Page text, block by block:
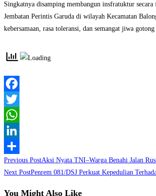
Singkatnya disamping membangun insfratuktur
Jembatan Perintis Garuda di wilayah Kecamatan
kebersamaan, rasa toleransi, dan semangat jiwa
Facebook
Twitter
WhatsApp
LinkedIn
Share
Read
more
articles
Previous PostAksi Nyata TNI–Warga Benahi Jalan
Next PostPenrem 081/DSJ Perkuat Kepedulian
You Might Also Like